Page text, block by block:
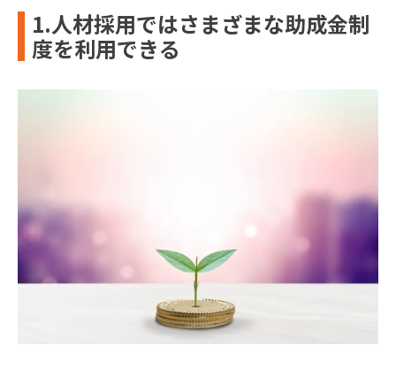
1.人材採用ではさまざまな助成金制
度を利用できる